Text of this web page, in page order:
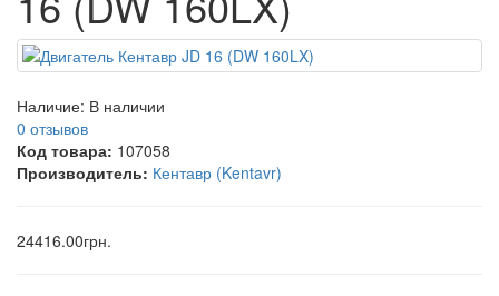
Наличие: В наличии
0 отзывов
Код товара: 107058
Производитель: Кентавр (Kentavr)
24416.00грн.